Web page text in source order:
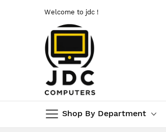
Welcome to jdc !
Shop By Department